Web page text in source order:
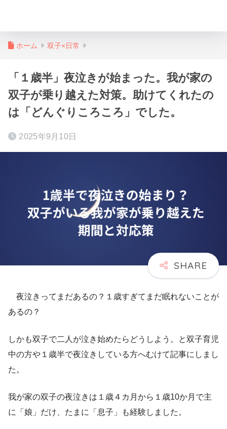
ホーム 双子×日常
「１歳半」夜泣きが始まった。我が家の
双子が乗り越えた対策。助けてくれたの
は「どんぐりころころ」でした。
2025年9月10日
夜泣きってまだあるの？１歳すぎてまだ眠れないことが
あるの？
しかも双子で二人が泣き始めたらどうしよう。と双子育児
中の方や１歳半で夜泣きしている方へむけて記事にしまし
た。
我が家の双子の夜泣きは１歳４カ月から１歳10か月で主
に「娘」だけ、たまに「息子」も経験しました。